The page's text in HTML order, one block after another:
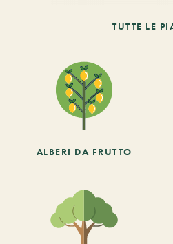
TUTTE LE
ALBERI DA FRUTTO